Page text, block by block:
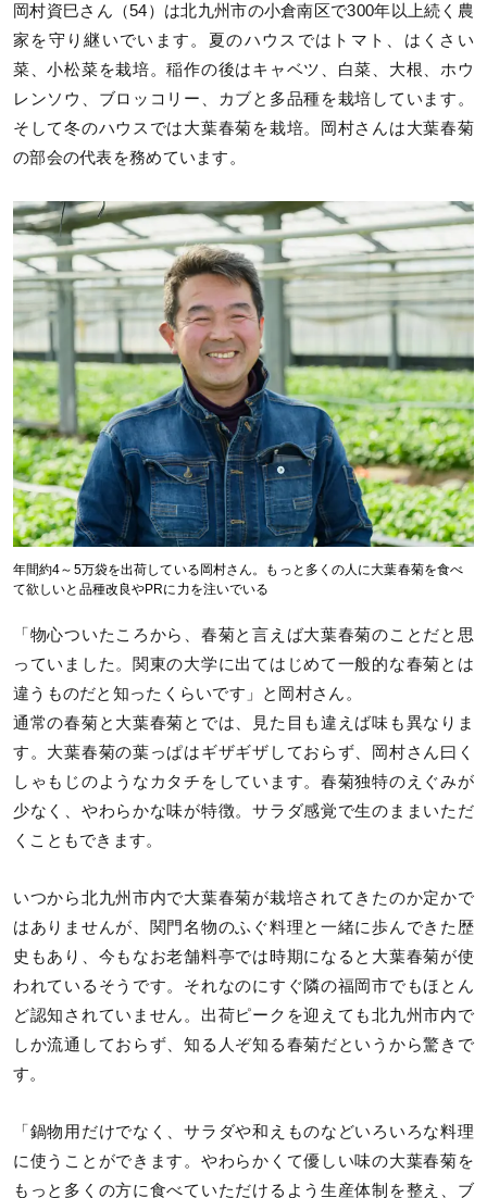
岡村資巳さん（54）は北九州市の小倉南区で300年以上続く農
家を守り継いでいます。夏のハウスではトマト、はくさい
菜、小松菜を栽培。稲作の後はキャベツ、白菜、大根、ホウ
レンソウ、ブロッコリー、カブと多品種を栽培しています。
そして冬のハウスでは大葉春菊を栽培。岡村さんは大葉春菊
の部会の代表を務めています。
年間約4～5万袋を出荷している岡村さん。もっと多くの人に大葉春菊を食べ
て欲しいと品種改良やPRに力を注いでいる
「物心ついたころから、春菊と言えば大葉春菊のことだと思
っていました。関東の大学に出てはじめて一般的な春菊とは
違うものだと知ったくらいです」と岡村さん。
通常の春菊と大葉春菊とでは、見た目も違えば味も異なりま
す。大葉春菊の葉っぱはギザギザしておらず、岡村さん曰く
しゃもじのようなカタチをしています。春菊独特のえぐみが
少なく、やわらかな味が特徴。サラダ感覚で生のままいただ
くこともできます。
いつから北九州市内で大葉春菊が栽培されてきたのか定かで
はありませんが、関門名物のふぐ料理と一緒に歩んできた歴
史もあり、今もなお老舗料亭では時期になると大葉春菊が使
われているそうです。それなのにすぐ隣の福岡市でもほとん
ど認知されていません。出荷ピークを迎えても北九州市内で
しか流通しておらず、知る人ぞ知る春菊だというから驚きで
す。
「鍋物用だけでなく、サラダや和えものなどいろいろな料理
に使うことができます。やわらかくて優しい味の大葉春菊を
もっと多くの方に食べていただけるよう生産体制を整え、ブ